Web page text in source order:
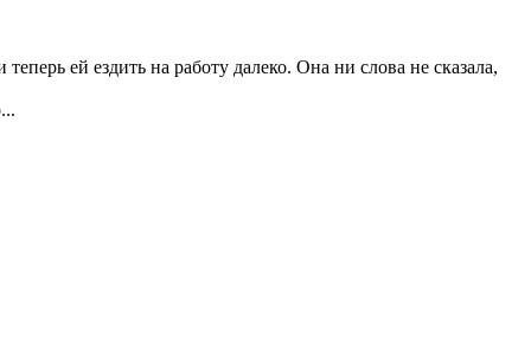
ей ездить на работу далеко. Она ни слова не сказала,